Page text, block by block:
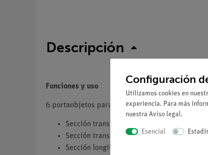
Descripción
Funciones y uso
6 portaobjetos para visualizar al microscopio
Sección transversal del pulmón, vista
Sección transversal del pulmón humano
Sección longitudinal de la tráquea
Configuración
Utilizamos cookies en
experiencia. Para más
nuestra Aviso legal.
Esencial